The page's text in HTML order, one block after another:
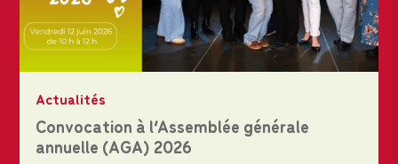
Actualités
Convocation à l’Assemblée générale
annuelle (AGA) 2026